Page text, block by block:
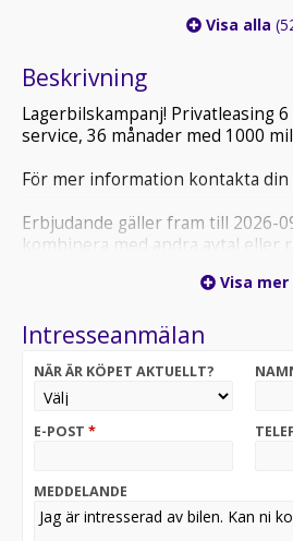
Visa alla
Beskrivning
Lagerbilskampanj! Privatleasing
service, 36 månader med 1000
För mer information kontakta din
Erbjudande gäller fram till 2026-
kombinera med andra avtal eller
Med reservation för eventuella
6.000 mil körsträcka.
administrationsavgift 59 kr/mån
på framtida justeringar i
debiteras utöver hyresavgiften.
Consumer Bank, sedvanlig
Nissan finans.
Visa mer
Intresseanmälan
NÄR ÄR KÖPET AKTUELLT?
E-POST *
MEDDELANDE